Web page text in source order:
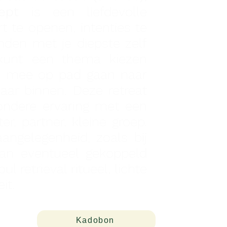
te openen, intenties te
met je diepste zelf
een thema kiezen
op pad gaan naar
binnen. Deze retreat
ervaring met een
partner, kleine groep.
zoals bij
eventueel gekoppeld
retrieval ritueel, lichte
Kadobon